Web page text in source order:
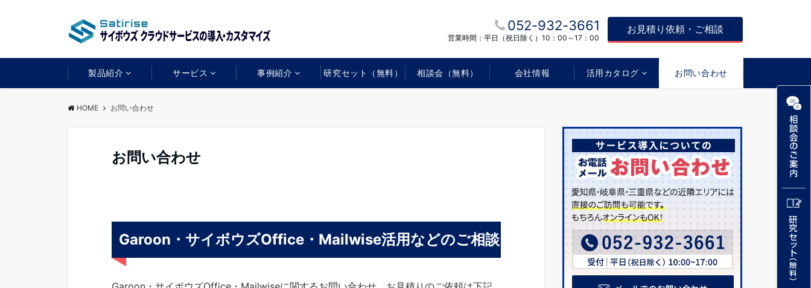
052-932-3661
営業時間：平日（祝日除く）10：00～17：00
お見積り依頼・ご相談
製品紹介 サービス 事例紹介 研究セット（無料） 相談会（無料） 会社情報 活用カタログ お問い合わせ
HOME お問い合わせ
お問い合わせ
Garoon・サイボウズOffice・Mailwise活用などのご相談